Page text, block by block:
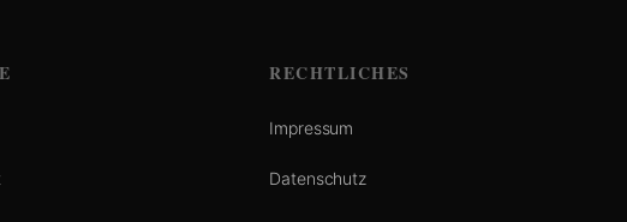
RECHTLICHES
Impressum
Datenschutz